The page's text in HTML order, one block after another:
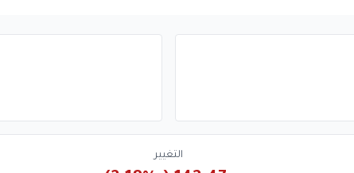
التغيير